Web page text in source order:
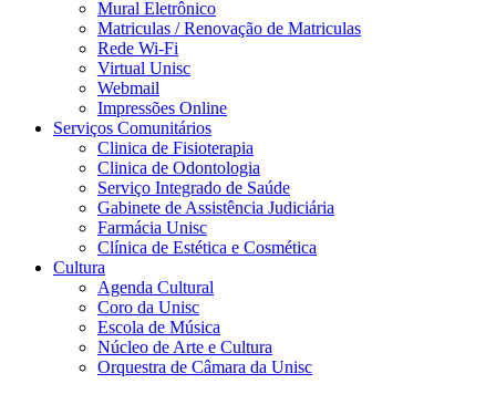
Mural Eletrônico
Matriculas / Renovação de Matriculas
Rede Wi-Fi
Virtual Unisc
Webmail
Impressões Online
Serviços Comunitários
Clinica de Fisioterapia
Clinica de Odontologia
Serviço Integrado de Saúde
Gabinete de Assistência Judiciária
Farmácia Unisc
Clínica de Estética e Cosmética
Cultura
Agenda Cultural
Coro da Unisc
Escola de Música
Núcleo de Arte e Cultura
Orquestra de Câmara da Unisc